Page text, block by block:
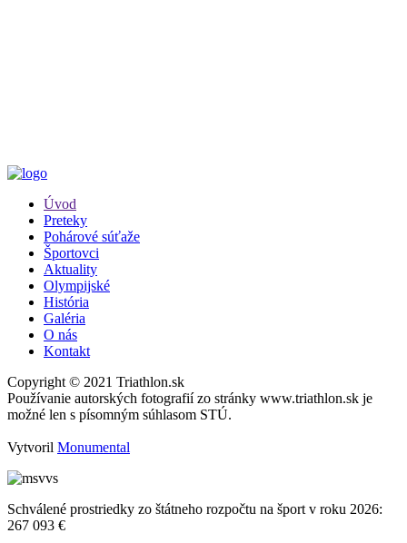
Úvod
Preteky
Pohárové súťaže
Športovci
Aktuality
Olympijské
História
Galéria
O nás
Kontakt
Copyright © 2021 Triathlon.sk
Používanie autorských fotografií zo stránky www.triathlon.sk je
možné len s písomným súhlasom STÚ.
Vytvoril Monumental
Schválené prostriedky zo štátneho rozpočtu na šport v roku 2026:
267 093 €